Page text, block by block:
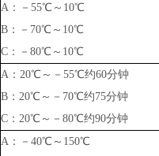
A：－55℃～10℃
B：－70℃～10℃
C：－80℃～10℃
A：20℃～－55℃约60分钟
B：20℃～－70℃约75分钟
C：20℃～－80℃约90分钟
A：－40℃～150℃